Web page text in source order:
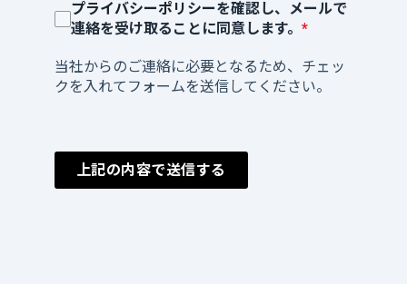
プライバシーポリシーを確認し、メールで
連絡を受け取ることに同意します。 *
当社からのご連絡に必要となるため、チェッ
クを入れてフォームを送信してください。
上記の内容で送信する